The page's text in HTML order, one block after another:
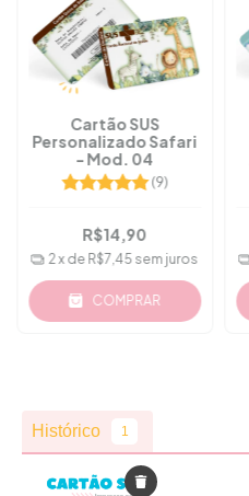
Cartão SUS
Personalizado Safari
- Mod. 04
(9)
R$14,90
2x de R$7,45 sem juros
COMPRAR